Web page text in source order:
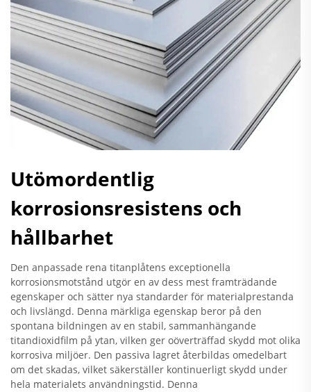
Utömordentlig
korrosionsresistens och
hållbarhet
Den anpassade rena titanplåtens exceptionella
korrosionsmotstånd utgör en av dess mest framträdande
egenskaper och sätter nya standarder för materialprestanda
och livslängd. Denna märkliga egenskap beror på den
spontana bildningen av en stabil, sammanhängande
titandioxidfilm på ytan, vilken ger oöverträffad skydd mot olika
korrosiva miljöer. Den passiva lagret återbildas omedelbart
om det skadas, vilket säkerställer kontinuerligt skydd under
hela materialets användningstid. Denna